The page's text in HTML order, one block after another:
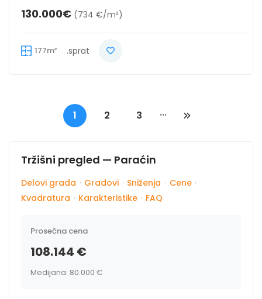
130.000€ (734 €/m²)
177m² .sprat
1 2 3 ...
Tržišni pregled — Paraćin
Delovi grada · Gradovi · Sniženja · Cene ·
Kvadratura · Karakteristike · FAQ
Prosečna cena
108.144 €
Medijana: 80.000 €